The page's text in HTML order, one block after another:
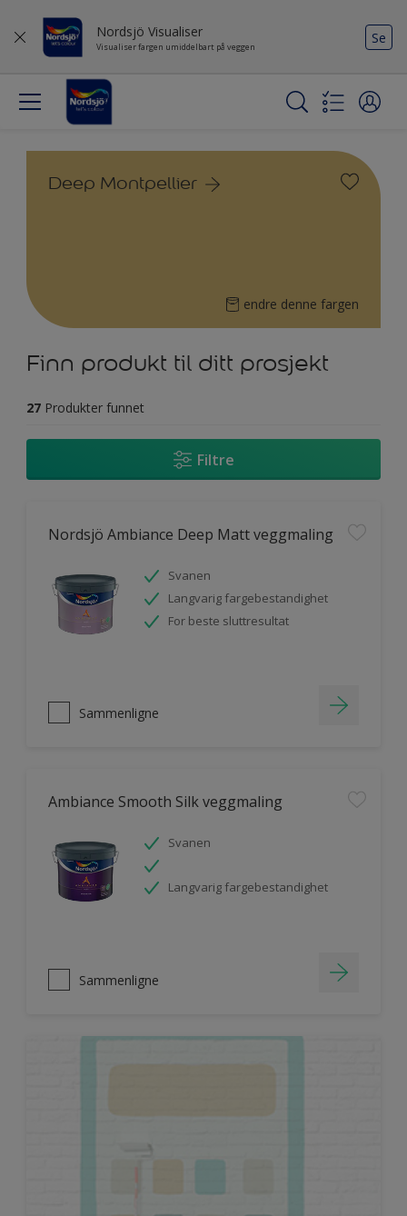
Nordsjö Visualiser
Visualiser fargen umiddelbart på veggen
Se
Deep Montpellier
endre denne fargen
Finn produkt til ditt prosjekt
27 Produkter funnet
Filtre
Nordsjö Ambiance Deep Matt veggmaling
Svanen
Langvarig fargebestandighet
For beste sluttresultat
Sammenligne
Ambiance Smooth Silk veggmaling
Svanen
Langvarig fargebestandighet
Sammenligne